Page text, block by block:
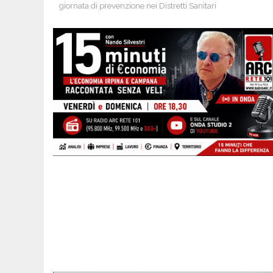
giornata di prevenzione nei Distretti Sanitari